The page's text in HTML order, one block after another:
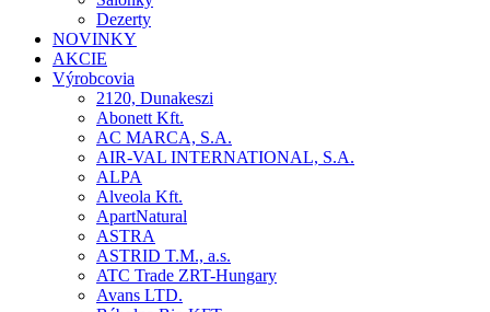
Dezerty
NOVINKY
AKCIE
Výrobcovia
2120, Dunakeszi
Abonett Kft.
AC MARCA, S.A.
AIR-VAL INTERNATIONAL, S.A.
ALPA
Alveola Kft.
ApartNatural
ASTRA
ASTRID T.M., a.s.
ATC Trade ZRT-Hungary
Avans LTD.